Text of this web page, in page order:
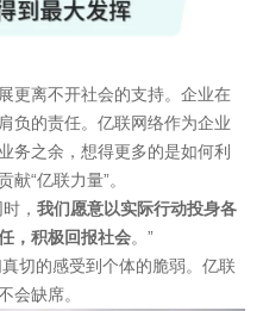
更离不开社会的支持。企业在
负的责任。亿联网络作为企业
务之余，想得更多的是如何利
“亿联力量”。
， 我们愿意以实际行动投身各
，积极回报社会。”
切的感受到个体的脆弱。亿联
会缺席。